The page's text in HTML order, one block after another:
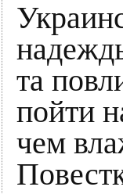
та
пойти
чем